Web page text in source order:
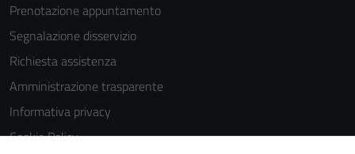
Prenotazione appuntamento
Segnalazione disservizio
Richiesta assistenza
Amministrazione trasparente
Informativa privacy
Cookie Policy